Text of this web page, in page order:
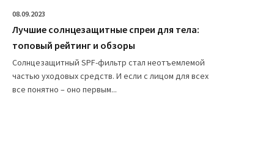
08.09.2023
Лучшие солнцезащитные спреи для тела:
топовый рейтинг и обзоры
Солнцезащитный SPF-фильтр стал неотъемлемой
частью уходовых средств. И если с лицом для всех
все понятно – оно первым...